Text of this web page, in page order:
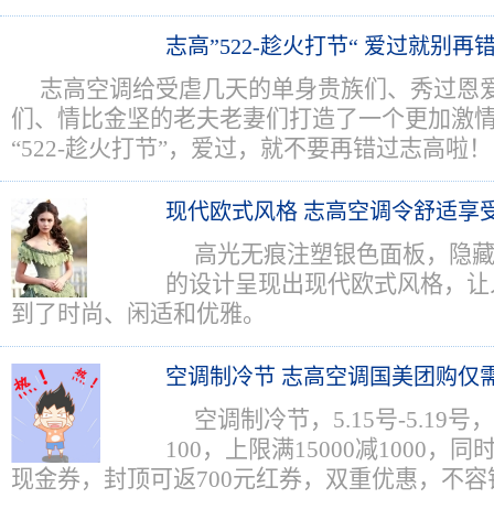
志高”522-趁火打节“ 爱过就别再
志高空调给受虐几天的单身贵族们、秀过恩
们、情比金坚的老夫老妻们打造了一个更加激
“522-趁火打节”，爱过，就不要再错过志高啦！
现代欧式风格 志高空调令舒适享
高光无痕注塑银色面板，隐
的设计呈现出现代欧式风格，
到了时尚、闲适和优雅。
空调制冷节 志高空调国美团购仅
空调制冷节，5.15号-5.19号
100，上限满15000减1000，同
现金券，封顶可返700元红券，双重优惠，不容